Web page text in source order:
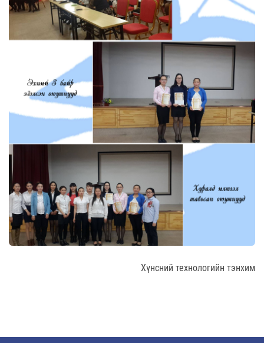
Хүнсний технологийн тэнхим